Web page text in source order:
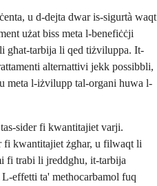
u d-dejta dwar is-sigurtà waqt
użat biss meta l-benefiċċji
għat-tarbija li qed tiżviluppa. It-
alternattivi jekk possibbli,
meta l-iżvilupp tal-organi huwa l-
sider fi kwantitajiet varji.
fi kwantitajiet żgħar, u filwaqt li
fi trabi li jreddgħu, it-tarbija
effetti ta' methocarbamol fuq